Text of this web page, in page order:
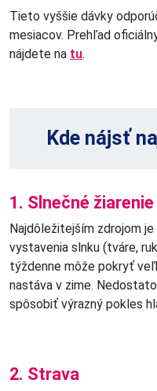
Tieto vyššie dávky
mesiacov. Prehľad
nájdete na tu.
Kde nájsť
1. Slnečné žiarenie
Najdôležitejším zdrojom
vystavenia slnku (tváre,
týždenne môže pokryť
nastáva v zime.
spôsobiť výrazný pokles
2. Strava